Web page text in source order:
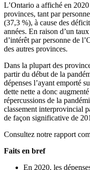
L’Ontario a affiché en
provinces, tant par
(37,3 %), à cause des
années. En raison d’un
d’intérêt par personne de
des autres provinces.
Dans la plupart des
partir du début de la
dépenses l’ayant emporté
dette nette a donc
répercussions de la
classement interprovincial
de façon significative de
Consultez notre rapport
Faits en bref
En 2020, les